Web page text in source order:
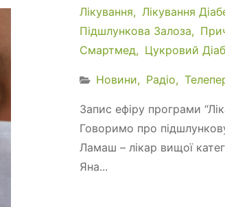
Лікування
Лікування
Підшлункова Залоза
Смартмед
Цукровий
Новини Радіо
Запис ефіру програми
Говоримо про
Ламаш – лікар вищої
Яна...